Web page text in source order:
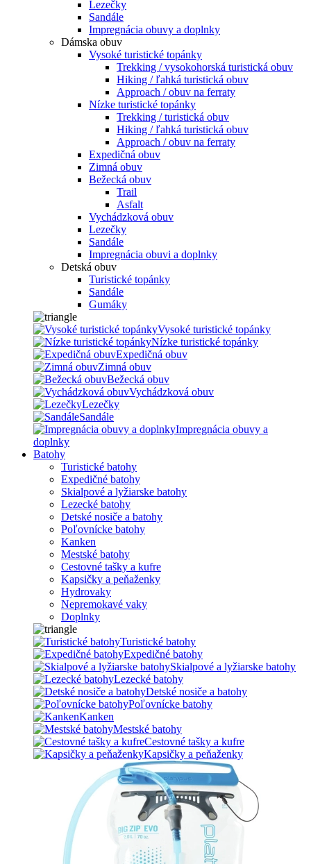
Lezečky
Sandále
Impregnácia obuvy a doplnky
Dámska obuv
Vysoké turistické topánky
Trekking / vysokohorská turistická obuv
Hiking / ľahká turistická obuv
Approach / obuv na ferraty
Nízke turistické topánky
Trekking / turistická obuv
Hiking / ľahká turistická obuv
Approach / obuv na ferraty
Expedičná obuv
Zimná obuv
Bežecká obuv
Trail
Asfalt
Vychádzková obuv
Lezečky
Sandále
Impregnácia obuvi a doplnky
Detská obuv
Turistické topánky
Sandále
Gumáky
Vysoké turistické topánky
Nízke turistické topánky
Expedičná obuv
Zimná obuv
Bežecká obuv
Vychádzková obuv
Lezečky
Sandále
Impregnácia obuvy a
doplnky
Batohy
Turistické batohy
Expedičné batohy
Skialpové a lyžiarske batohy
Lezecké batohy
Detské nosiče a batohy
Poľovnícke batohy
Kanken
Mestské batohy
Cestovné tašky a kufre
Kapsičky a peňaženky
Hydrovaky
Nepremokavé vaky
Doplnky
Turistické batohy
Expedičné batohy
Skialpové a lyžiarske batohy
Lezecké batohy
Detské nosiče a batohy
Poľovnícke batohy
Kanken
Mestské batohy
Cestovné tašky a kufre
Kapsičky a peňaženky